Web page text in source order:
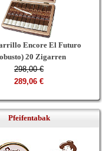
Encore El Futuro
20 Zigarren
298,00 €
289,06 €
Pfeifentabak